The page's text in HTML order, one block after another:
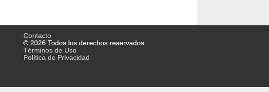
Contacto
© 2026 Todos los derechos reservados
Términos de Uso
Política de Privacidad